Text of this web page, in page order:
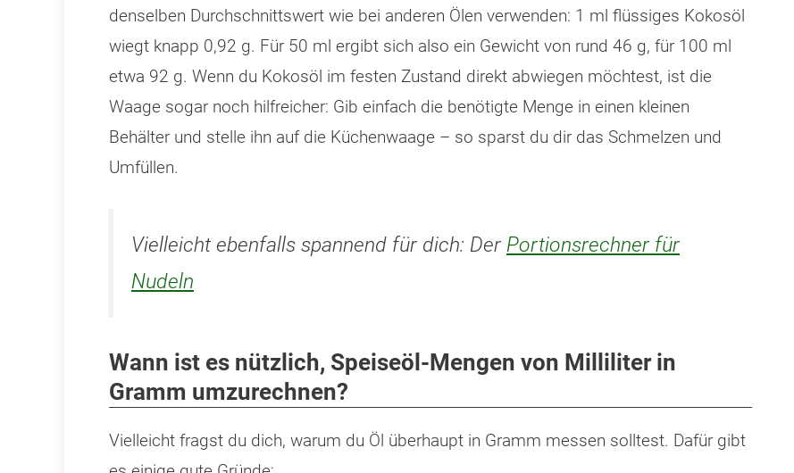
denselben Durchschnittswert wie bei anderen Ölen verwenden: 1 ml flüssiges Kokosöl
wiegt knapp 0,92 g. Für 50 ml ergibt sich also ein Gewicht von rund 46 g, für 100 ml
etwa 92 g. Wenn du Kokosöl im festen Zustand direkt abwiegen möchtest, ist die
Waage sogar noch hilfreicher: Gib einfach die benötigte Menge in einen kleinen
Behälter und stelle ihn auf die Küchenwaage – so sparst du dir das Schmelzen und
Umfüllen.
Vielleicht ebenfalls spannend für dich: Der Portionsrechner für
Nudeln
Wann ist es nützlich, Speiseöl-Mengen von Milliliter in
Gramm umzurechnen?
Vielleicht fragst du dich, warum du Öl überhaupt in Gramm messen solltest. Dafür gibt